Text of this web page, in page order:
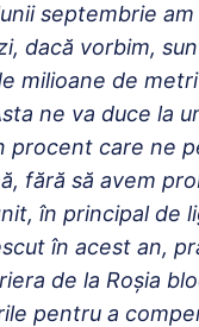
septembrie
dacă vorbim,
milioane de
ne va duce la
procent care ne
fără să avem
în principal de
în acest an,
de la Roşia
pentru a